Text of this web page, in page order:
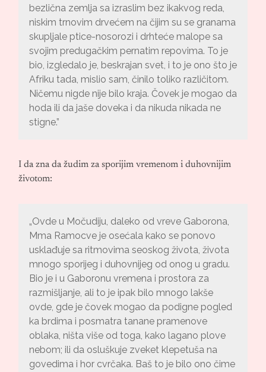
bezlična zemlja sa izraslim bez ikakvog reda,
niskim trnovim drvećem na čijim su se granama
skupljale ptice-nosorozi i drhteće malope sa
svojim predugačkim pernatim repovima. To je
bio, izgledalo je, beskrajan svet, i to je ono što je
Afriku tada, mislio sam, činilo toliko različitom.
Ničemu nigde nije bilo kraja. Čovek je mogao da
hoda ili da jaše doveka i da nikuda nikada ne
stigne.”
I da zna da žudim za sporijim vremenom i duhovnijim
životom:
„Ovde u Močudiju, daleko od vreve Gaborona,
Mma Ramocve je osećala kako se ponovo
usklađuje sa ritmovima seoskog života, života
mnogo sporijeg i duhovnijeg od onog u gradu.
Bio je i u Gaboronu vremena i prostora za
razmišljanje, ali to je ipak bilo mnogo lakše
ovde, gde je čovek mogao da podigne pogled
ka brdima i posmatra tanane pramenove
oblaka, ništa više od toga, kako lagano plove
nebom; ili da osluškuje zveket klepetuša na
govedima i hor cvrčaka. Baš to je bilo ono čime